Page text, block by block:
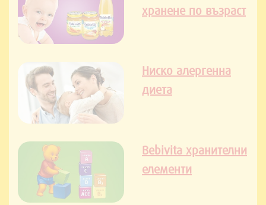
хранене по възраст
Ниско алергенна
диета
Bebivita хранителни
елементи